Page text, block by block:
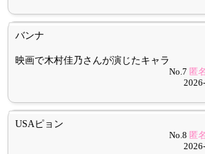
バンナ
映画で木村佳乃さんが演じたキャラ
No.7 匿
USAピョン
No.8 匿